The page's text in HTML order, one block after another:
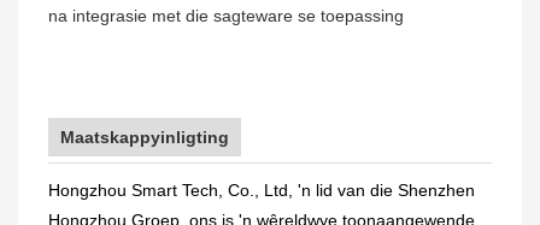
na integrasie met die sagteware se toepassing
Maatskappyinligting
Hongzhou Smart Tech, Co., Ltd, 'n lid van die Shenzhen
Hongzhou Groep, ons is 'n wêreldwye toonaangewende